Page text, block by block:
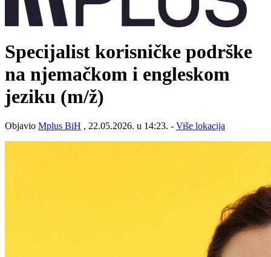
Specijalist korisničke podrške
na njemačkom i engleskom
jeziku (m/ž)
Objavio Mplus BiH , 22.05.2026. u 14:23. - Više lokacija